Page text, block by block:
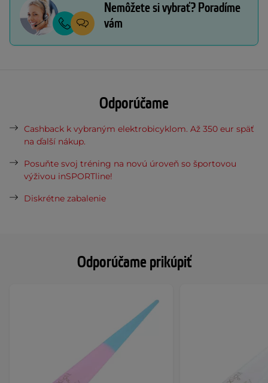
Odporúčame prikúpiť
Nemôžete si vybrať? Poradíme
vám
Odporúčame
Cashback k vybraným elektrobicyklom. Až 350 eur späť
na ďalší nákup.
Posuňte svoj tréning na novú úroveň so športovou
výživou inSPORTline!
Diskrétne zabalenie